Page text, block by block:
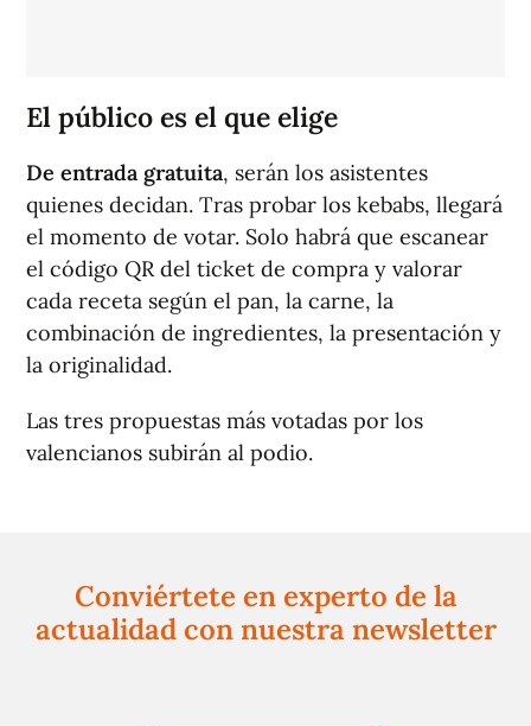
El público es el que elige
De entrada gratuita, serán los asistentes
quienes decidan. Tras probar los kebabs, llegará
el momento de votar. Solo habrá que escanear
el código QR del ticket de compra y valorar
cada receta según el pan, la carne, la
combinación de ingredientes, la presentación y
la originalidad.
Las tres propuestas más votadas por los
valencianos subirán al podio.
Conviértete en experto de la
actualidad con nuestra newsletter